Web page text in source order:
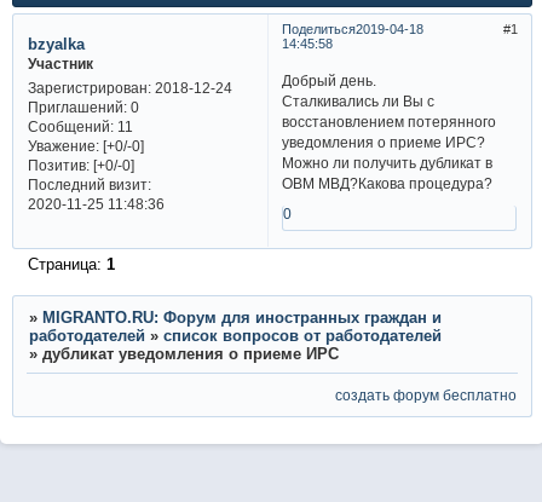
Поделиться 1
2019-04-18
14:45:58
bzyalka
Участник
Зарегистрирован: 2018-12-24
Приглашений:0
Сообщений:11
Уважение: [+0/-0]
Позитив: [+0/-0]
Последний визит:
2020-11-25 11:48:36
Добрый день.
Сталкивались ли Вы с
восстановлением потерянного
уведомления о приеме ИРС?
Можно ли получить дубликат в
ОВМ МВД?Какова процедура?
0
Страница: 1
» MIGRANTO.RU: Форум для иностранных граждан и
работодателей » список вопросов от работодателей
» дубликат уведомления о приеме ИРС
создать форум бесплатно